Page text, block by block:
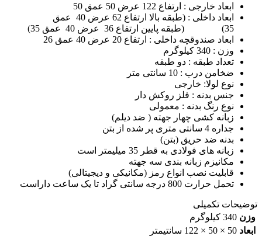
ابعاد خارجی : ارتفاع 122 عرض 50 عمق 50
ابعاد داخلی : (طبقه بالا ارتفاع 62 عرض 40 عمق
35) (طبقه پایین ارتفاع 36 عرض 40 عمق 35)
ابعاد صندوقچه داخلی : ارتفاع 20 عرض 40 عمق 26
وزن : 340 کیلوگرم
تعداد طبقه : دو طبقه
ضخامن درب : 10 سانتی متر
نوع لولا: خارجی
جنس بدنه : فلز روکش دار
نوع رنگ بدنه : معمولی
زبانه کشی چهار جهته ( ضد دیلم)
جداره 4 سانتی متری پر شده از بتن
بدنه ضد حریق (بتن)
زبانه های فولادی به قطر 35 میلیمتر است
مکانیزم زبانه بندی سه جهته
قابلیت نصب انواع رمز (مکانیکی و دیجیتالی)
تحمل حرارت 800 درجه سانتی گراد تا یک ساعت داراست
توضیحات تکمیلی
وزن 340 کیلوگرم
ابعاد 50 × 50 × 122 سانتیمتر